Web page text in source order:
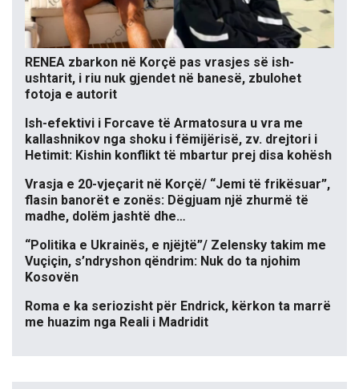
RENEA zbarkon në Korçë pas vrasjes së ish-
ushtarit, i riu nuk gjendet në banesë, zbulohet
fotoja e autorit
Ish-efektivi i Forcave të Armatosura u vra me
kallashnikov nga shoku i fëmijërisë, zv. drejtori i
Hetimit: Kishin konflikt të mbartur prej disa kohësh
Vrasja e 20-vjeçarit në Korçë/ “Jemi të frikësuar”,
flasin banorët e zonës: Dëgjuam një zhurmë të
madhe, dolëm jashtë dhe…
“Politika e Ukrainës, e njëjtë”/ Zelensky takim me
Vuçiçin, s’ndryshon qëndrim: Nuk do ta njohim
Kosovën
Roma e ka seriozisht për Endrick, kërkon ta marrë
me huazim nga Reali i Madridit